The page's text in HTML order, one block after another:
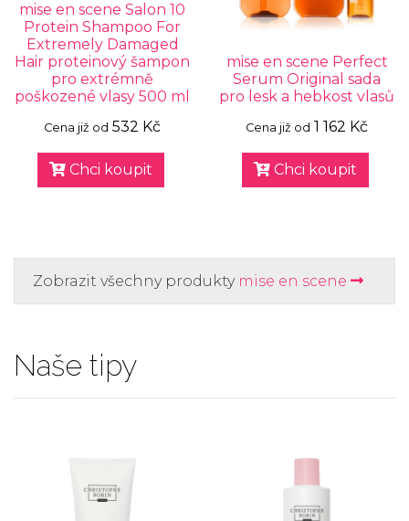
mise en scene Salon 10
Protein Shampoo For
Extremely Damaged
Hair proteinový šampon
pro extrémně
poškozené vlasy 500 ml
Cena již od 532 Kč
Chci koupit
mise en scene Perfect
Serum Original sada
pro lesk a hebkost vlasů
Cena již od 1 162 Kč
Chci koupit
Zobrazit všechny produkty mise en scene
Naše tipy